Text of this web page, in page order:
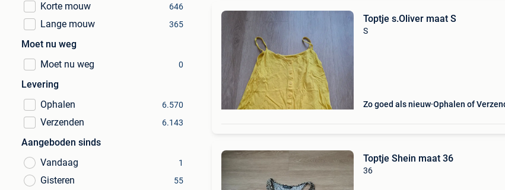
Korte mouw 646
Lange mouw 365
Moet nu weg
Moet nu weg
0
Levering
Ophalen
6.570
Verzenden 6.143
Aangeboden sinds
Vandaag
1
Gisteren 55
Toptje s.Oliver maat S
S
Zo goed als nieuw Ophalen of
Toptje Shein maat 36
36